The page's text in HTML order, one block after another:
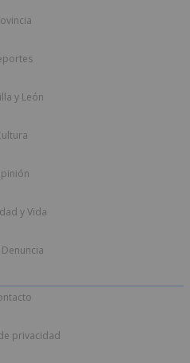
y León
y Vida
privacidad